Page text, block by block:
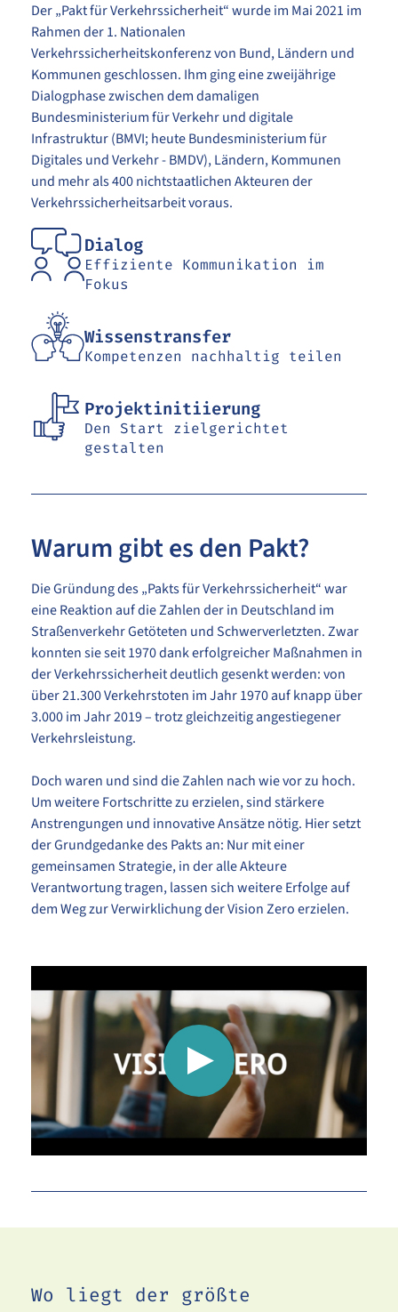
Der „Pakt für Verkehrssicherheit“ wurde im Mai 2021 im
Rahmen der 1. Nationalen
Verkehrssicherheitskonferenz von Bund, Ländern und
Kommunen geschlossen. Ihm ging eine zweijährige
Dialogphase zwischen dem damaligen
Bundesministerium für Verkehr und digitale
Infrastruktur (BMVI; heute Bundesministerium für
Digitales und Verkehr - BMDV), Ländern, Kommunen
und mehr als 400 nichtstaatlichen Akteuren der
Verkehrssicherheitsarbeit voraus.
Dialog
Effiziente Kommunikation im
Fokus
Wissenstransfer
Kompetenzen nachhaltig teilen
Projektinitiierung
Den Start zielgerichtet
gestalten
Warum gibt es den Pakt?
Die Gründung des „Pakts für Verkehrssicherheit“ war
eine Reaktion auf die Zahlen der in Deutschland im
Straßenverkehr Getöteten und Schwerverletzten. Zwar
konnten sie seit 1970 dank erfolgreicher Maßnahmen in
der Verkehrssicherheit deutlich gesenkt werden: von
über 21.300 Verkehrstoten im Jahr 1970 auf knapp über
3.000 im Jahr 2019 – trotz gleichzeitig angestiegener
Verkehrsleistung.
Doch waren und sind die Zahlen nach wie vor zu hoch.
Um weitere Fortschritte zu erzielen, sind stärkere
Anstrengungen und innovative Ansätze nötig. Hier setzt
der Grundgedanke des Pakts an: Nur mit einer
gemeinsamen Strategie, in der alle Akteure
Verantwortung tragen, lassen sich weitere Erfolge auf
dem Weg zur Verwirklichung der Vision Zero erzielen.
Verbindung mit Local herstellen
Wo liegt der größte